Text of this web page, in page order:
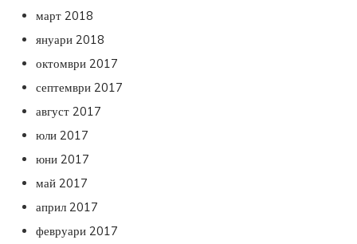
март 2018
януари 2018
октомври 2017
септември 2017
август 2017
юли 2017
юни 2017
май 2017
април 2017
февруари 2017